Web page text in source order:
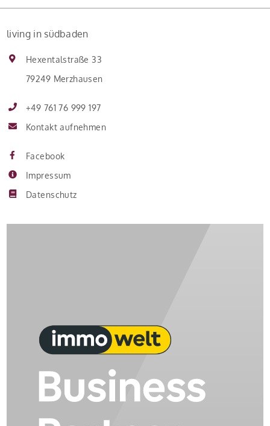
living in südbaden
Hexentalstraße 33
79249 Merzhausen
+49 761 76 999 197
Kontakt aufnehmen
Facebook
Impressum
Datenschutz